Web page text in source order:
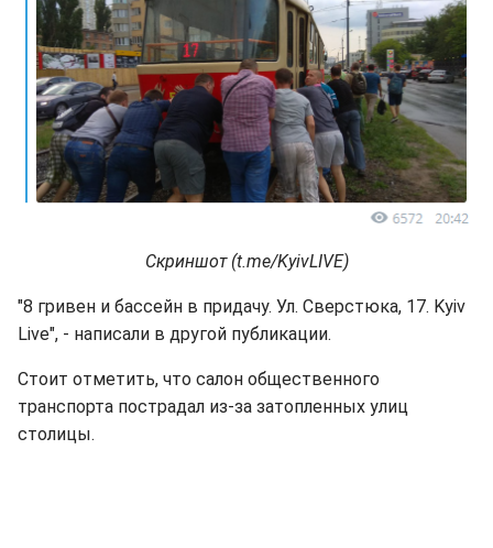
Скриншот (t.me/KyivLIVE)
"8 гривен и бассейн в придачу. Ул. Сверстюка, 17. Kyiv
Live", - написали в другой публикации.
Стоит отметить, что салон общественного
транспорта пострадал из-за затопленных улиц
столицы.